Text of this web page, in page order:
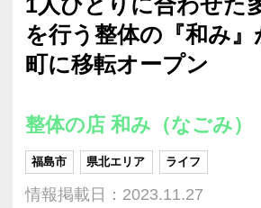
を行う整体の『和み』
町に移転オープン
整体の店 和み（なごみ）
福島市 県北エリア ライフ
情報掲載日：2023.11.27